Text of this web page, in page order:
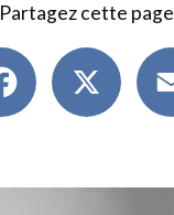
Partagez cette page
Facebook